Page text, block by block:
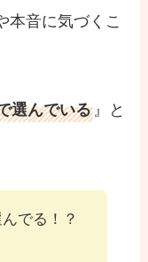
本音に気づくこ
選んでいる 』と
でる！？